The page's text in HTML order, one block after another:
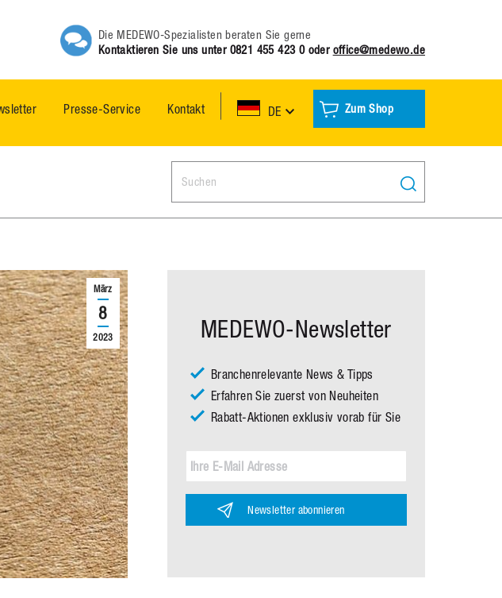
Die MEDEWO-Spezialisten beraten Sie gerne
Kontaktieren Sie uns unter 0821 455 423 0oder office@medewo.de
Presse-Service Kontakt DE Zum Shop
März
8
2023 MEDEWO-Newsletter
Branchenrelevante News & Tipps
Erfahren Sie zuerst von Neuheiten
Rabatt-Aktionen exklusiv vorab für Sie
Newsletter abonnieren